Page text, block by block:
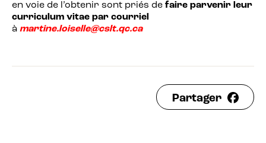
en voie de l’obtenir sont priés de faire parvenir leur
curriculum vitae par courriel
à martine.loiselle@cslt.qc.ca
Partager